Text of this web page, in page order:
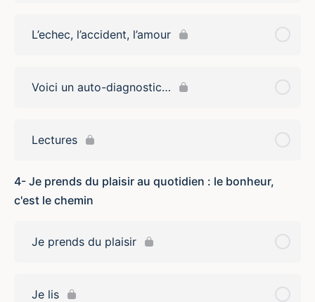
L’echec, l’accident, l’amour
Voici un auto-diagnostic…
Lectures
4- Je prends du plaisir au quotidien : le bonheur,
c'est le chemin
Je prends du plaisir
Je lis